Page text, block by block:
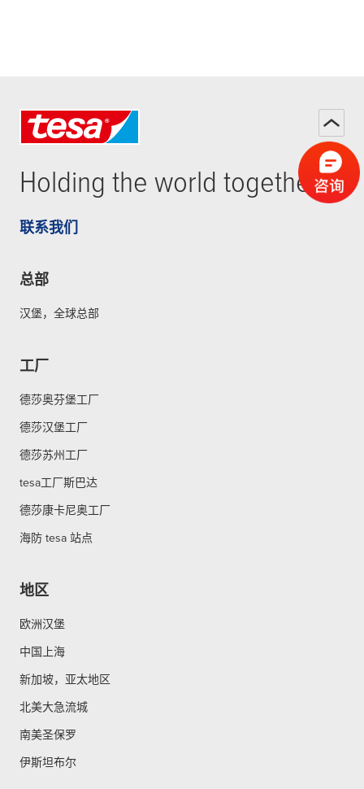
Holding the world together
联系我们
总部
汉堡，全球总部
工厂
德莎奥芬堡工厂
德莎汉堡工厂
德莎苏州工厂
tesa工厂斯巴达
德莎康卡尼奥工厂
海防 tesa 站点
地区
欧洲汉堡
中国上海
新加坡，亚太地区
北美大急流城
南美圣保罗
伊斯坦布尔